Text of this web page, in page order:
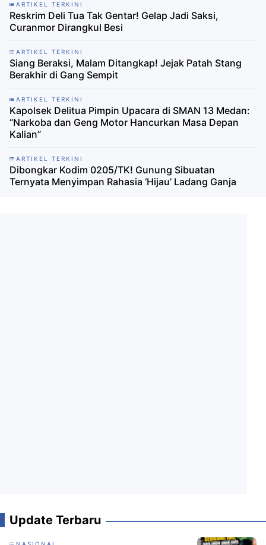
ARTIKEL TERKINI
Reskrim Deli Tua Tak Gentar! Gelap Jadi Saksi,
Curanmor Dirangkul Besi
ARTIKEL TERKINI
Siang Beraksi, Malam Ditangkap! Jejak Patah Stang
Berakhir di Gang Sempit
ARTIKEL TERKINI
Kapolsek Delitua Pimpin Upacara di SMAN 13 Medan:
“Narkoba dan Geng Motor Hancurkan Masa Depan
Kalian”
ARTIKEL TERKINI
Dibongkar Kodim 0205/TK! Gunung Sibuatan
Ternyata Menyimpan Rahasia ‘Hijau’ Ladang Ganja
Update Terbaru